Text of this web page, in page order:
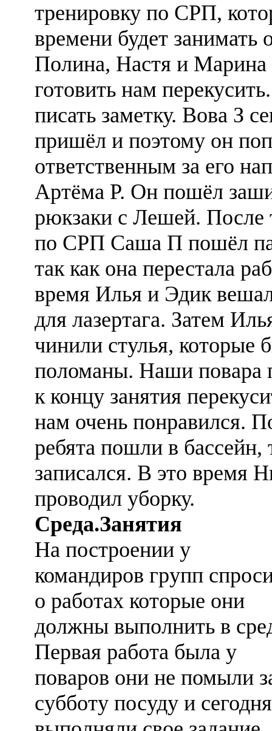
тренировку по СРП,
времени будет занимать
Полина, Настя и
готовить нам
писать заметку. Вова З
пришёл и поэтому он
ответственным за его
Артёма Р. Он пошёл
рюкзаки с Лешей. После
по СРП Саша П пошёл
так как она перестала
время Илья и Эдик
для лазертага. Затем
чинили стулья, которые
поломаны. Наши повара
к концу занятия
нам очень понравился.
ребята пошли в бассейн,
записался. В это время
проводил уборку.
Среда.Занятия
На построении у
командиров групп
о работах которые они
должны выполнить в
Первая работа была у
поваров они не помыли
субботу посуду и